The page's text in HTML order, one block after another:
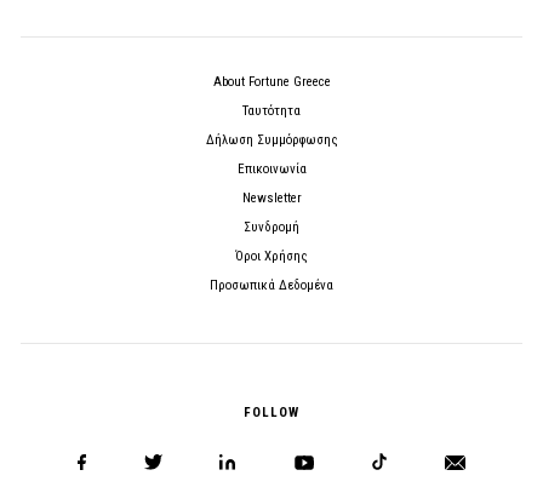
About Fortune Greece
Ταυτότητα
Δήλωση Συμμόρφωσης
Επικοινωνία
Newsletter
Συνδρομή
Όροι Χρήσης
Προσωπικά Δεδομένα
FOLLOW